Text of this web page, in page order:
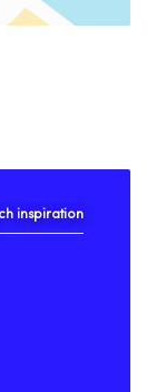
inspiration